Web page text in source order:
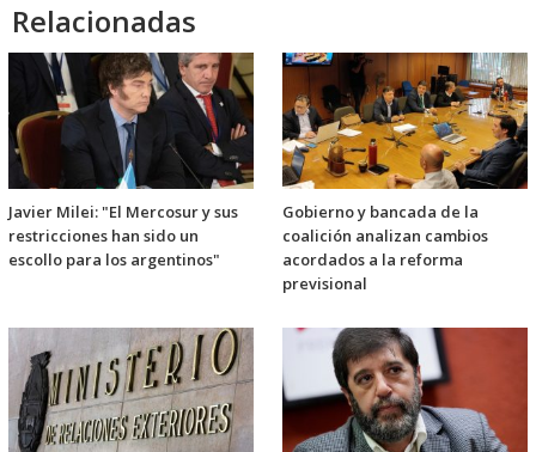
Relacionadas
Javier Milei: "El Mercosur y sus
restricciones han sido un
escollo para los argentinos"
Gobierno y bancada de la
coalición analizan cambios
acordados a la reforma
previsional